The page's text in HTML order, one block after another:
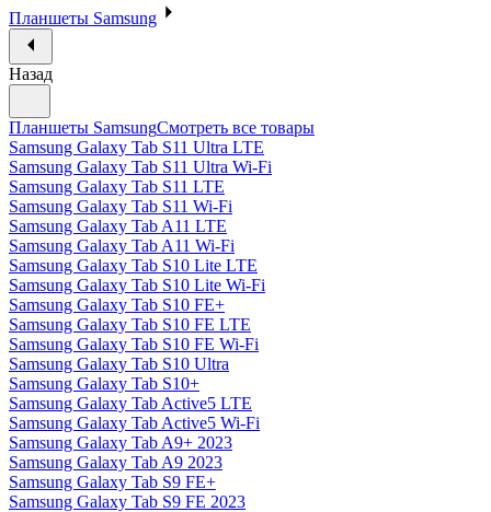
Планшеты Samsung
Назад
Планшеты SamsungСмотреть все товары
Samsung Galaxy Tab S11 Ultra LTE
Samsung Galaxy Tab S11 Ultra Wi-Fi
Samsung Galaxy Tab S11 LTE
Samsung Galaxy Tab S11 Wi-Fi
Samsung Galaxy Tab A11 LTE
Samsung Galaxy Tab A11 Wi-Fi
Samsung Galaxy Tab S10 Lite LTE
Samsung Galaxy Tab S10 Lite Wi-Fi
Samsung Galaxy Tab S10 FE+
Samsung Galaxy Tab S10 FE LTE
Samsung Galaxy Tab S10 FE Wi-Fi
Samsung Galaxy Tab S10 Ultra
Samsung Galaxy Tab S10+
Samsung Galaxy Tab Active5 LTE
Samsung Galaxy Tab Active5 Wi-Fi
Samsung Galaxy Tab A9+ 2023
Samsung Galaxy Tab A9 2023
Samsung Galaxy Tab S9 FE+
Samsung Galaxy Tab S9 FE 2023